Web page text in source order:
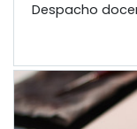
Despacho